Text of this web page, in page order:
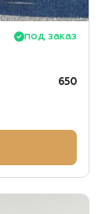
под заказ
650